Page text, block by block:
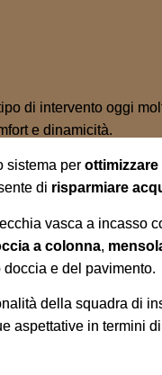
di intervento oggi
e dinamicità.
sistema per
di risparmiare
vasca a incasso
a colonna,
e del pavimento.
della squadra di
aspettative in termini